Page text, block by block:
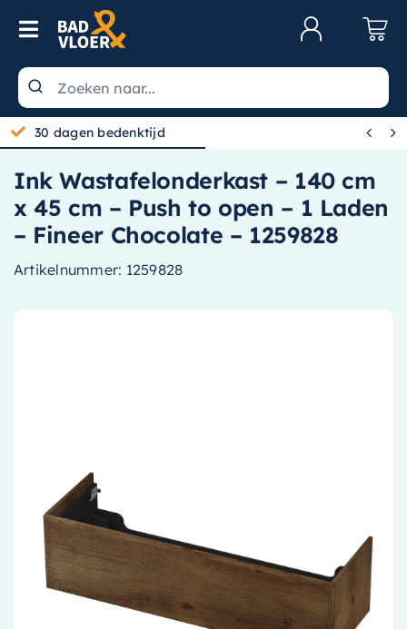
Skip to content
Toggle Navigation
Wastafels
Toiletten
Spiegels
Kranen
Douche
Klimaatbeheersing
PVC
Tegels
30 dagen bedenktijd  
Ink Wastafelonderkast – 140 cm
x 45 cm – Push to open – 1 Laden
– Fineer Chocolate – 1259828
Artikelnummer: 1259828